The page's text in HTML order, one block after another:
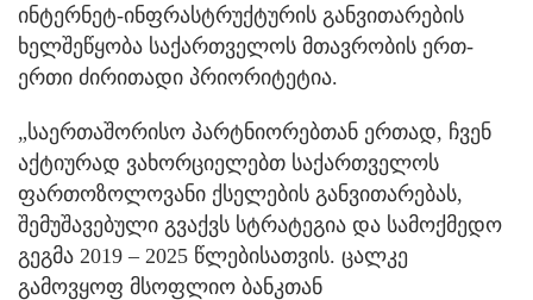
ინტერნეტ-ინფრასტრუქტურის განვითარების
ხელშეწყობა საქართველოს მთავრობის ერთ-
ერთი ძირითადი პრიორიტეტია.
„საერთაშორისო პარტნიორებთან ერთად, ჩვენ
აქტიურად ვახორციელებთ საქართველოს
ფართოზოლოვანი ქსელების განვითარებას,
შემუშავებული გვაქვს სტრატეგია და სამოქმედო
გეგმა 2019 – 2025 წლებისათვის. ცალკე
გამოვყოფ მსოფლიო ბანკთან